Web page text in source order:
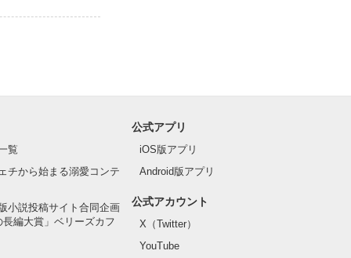
覧
チから始まる溺愛コンテ
小説投稿サイト合同企画
長編大賞」ベリーズカフ
公式アプリ
iOS版アプリ
Android版アプリ
公式アカウント
X（Twitter）
YouTube